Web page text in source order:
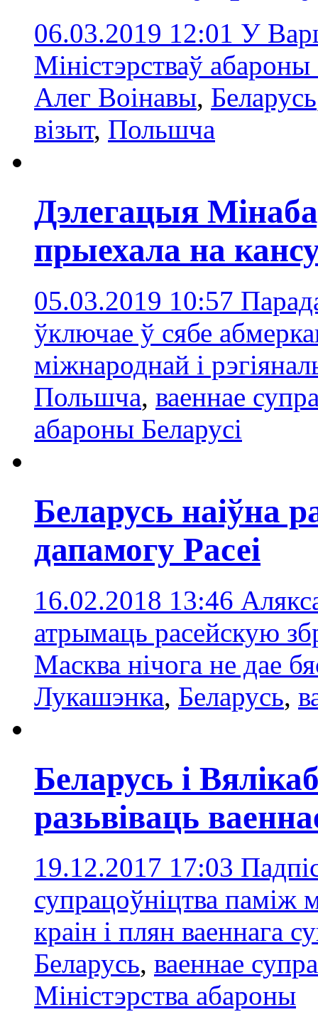
06.03.2019 12:01 У
Міністэрстваў
Алег Воінавы, Беларусь
візыт, Польшчa
Дэлегацыя
прыехала на
05.03.2019 10:57
ўключае ў сябе
міжнароднай і
Польшча, ваеннае
абароны Беларусі
Беларусь наіўна
дапамогу Расеі
16.02.2018 13:46
атрымаць расейскую
Масква нічога не дае
Лукашэнка, Беларусь,
Беларусь і
разьвіваць
19.12.2017 17:03
супрацоўніцтва паміж
краін і плян ваеннага
Беларусь, ваеннае
Міністэрства абароны